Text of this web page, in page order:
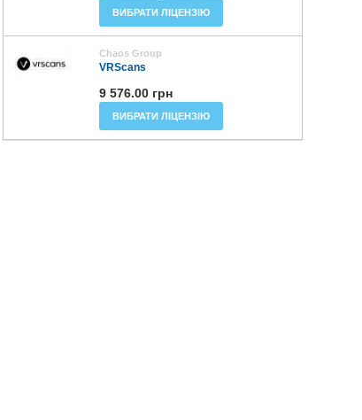
ВИБРАТИ ЛІЦЕНЗІЮ
Chaos Group
VRScans
9 576.00 грн
ВИБРАТИ ЛІЦЕНЗІЮ